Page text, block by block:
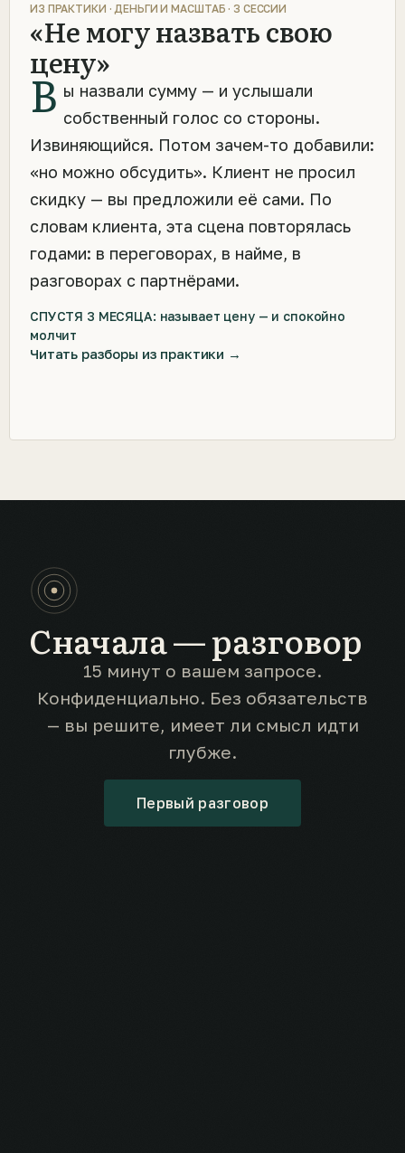
ИЗ ПРАКТИКИ · ДЕНЬГИ И МАСШТАБ · 3 СЕССИИ
«Не могу назвать свою
цену»
В ы назвали сумму — и услышали
собственный голос со стороны.
Извиняющийся. Потом зачем-то добавили:
«но можно обсудить». Клиент не просил
скидку — вы предложили её сами. По
словам клиента, эта сцена повторялась
годами: в переговорах, в найме, в
разговорах с партнёрами.
СПУСТЯ 3 МЕСЯЦА: называет цену — и спокойно
молчит
Читать разборы из практики →
Сначала — разговор
15 минут о вашем запросе.
Конфиденциально. Без обязательств
— вы решите, имеет ли смысл идти
глубже.
Первый разговор